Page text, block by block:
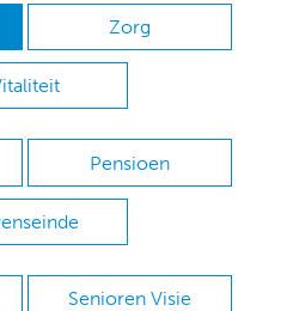
Zorg
Pensioen
Senioren Visie